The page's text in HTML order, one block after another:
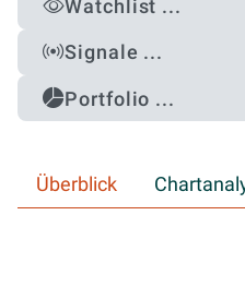
Watchlist ...
Signale ...
Portfolio ...
Überblick